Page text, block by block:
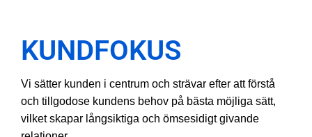
KUNDFOKUS
Vi sätter kunden i centrum och strävar efter att förstå
och tillgodose kundens behov på bästa möjliga sätt,
vilket skapar långsiktiga och ömsesidigt givande